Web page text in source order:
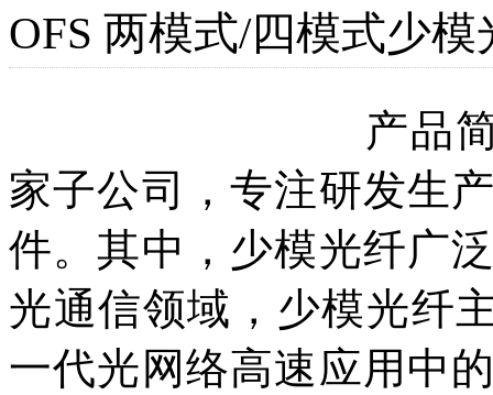
OFS 两模式/四模式少模
产品
家子公司，专注研发生
件。其中，少模光纤广
光通信领域，少模光纤
一代光网络高速应用中